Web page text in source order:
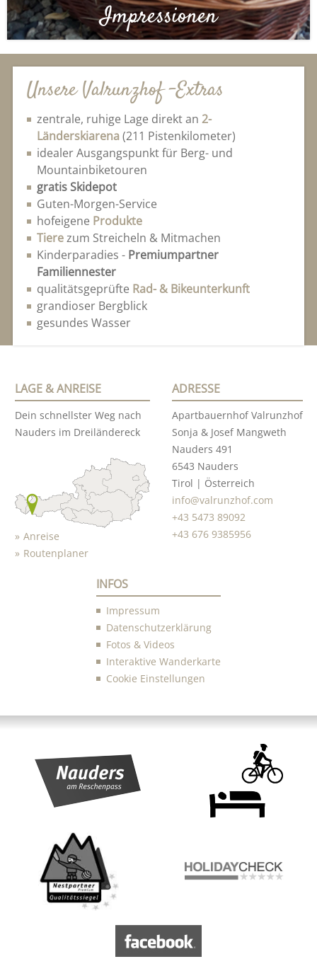
Impressionen
Unsere Valrunzhof -Extras
zentrale, ruhige Lage direkt an 2-
Länderskiarena(211 Pistenkilometer)
idealer Ausgangspunkt für Berg- und
Mountainbiketouren
gratis Skidepot
Guten-Morgen-Service
hofeigene Produkte
Tierezum Streicheln & Mitmachen
Kinderparadies - Premiumpartner
Familiennester
qualitätsgeprüfte Rad- & Bikeunterkunft
grandioser Bergblick
gesundes Wasser
LAGE & ANREISE
Dein schnellster Weg nach
Nauders im Dreiländereck
Anreise
Routenplaner
ADRESSE
Apartbauernhof Valrunzhof
Sonja & Josef Mangweth
Nauders 491
6543 Nauders
Tirol | Österreich
info@valrunzhof.com
+43 5473 89092
+43 676 9385956
INFOS
Impressum
Datenschutzerklärung
Fotos & Videos
Interaktive Wanderkarte
Cookie Einstellungen